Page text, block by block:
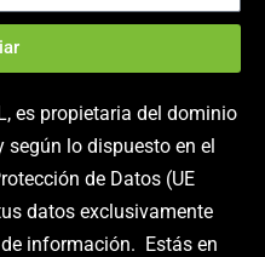
es propietaria del dominio
lo dispuesto en el
de Datos (UE
datos exclusivamente
información. Estás en